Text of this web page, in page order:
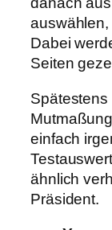
Dabei
Seiten
Spätestens
einfach
ähnlich
Präsident.